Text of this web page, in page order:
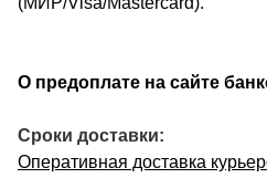
О предоплате на сайте
Сроки доставки:
Оперативная доставка